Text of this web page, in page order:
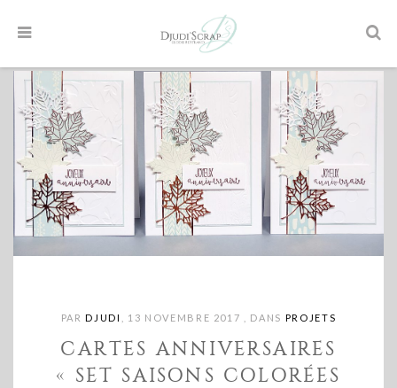
PARDJUDI 13 NOVEMBRE 2017 DANS PROJETS
CARTES ANNIVERSAIRES
« SET SAISONS COLORÉES